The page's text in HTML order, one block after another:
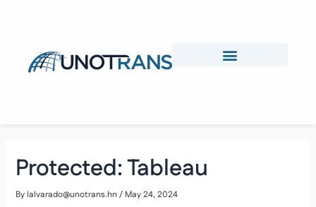
Protected: Tableau
Bylalvarado@unotrans.hn/ May 24, 2024